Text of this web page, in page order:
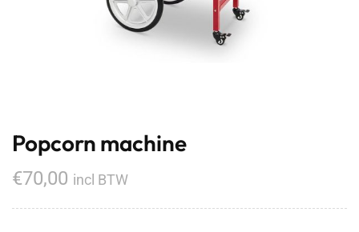
Popcorn machine
€70,00 incl BTW